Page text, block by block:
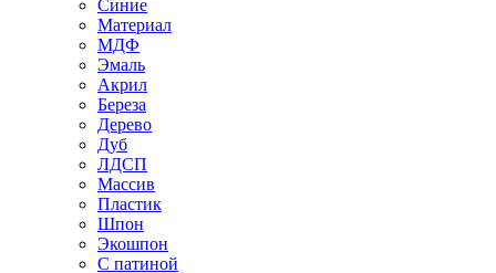
Синие
Материал
МДФ
Эмаль
Акрил
Береза
Дерево
Дуб
ЛДСП
Массив
Пластик
Шпон
Экошпон
С патиной